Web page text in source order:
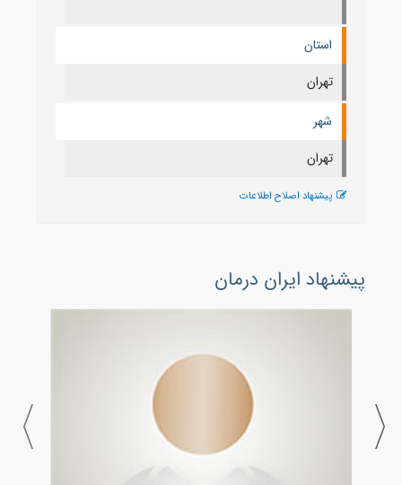
استان
تهران
شهر
تهران
پیشنهاد اصلاح اطلاعات
پیشنهاد ایران درمان